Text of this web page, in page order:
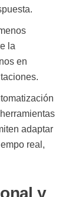
la
en
adaptar
real,